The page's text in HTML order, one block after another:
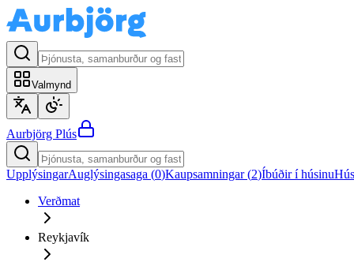
Valmynd
Aurbjörg Plús
UpplýsingarAuglýsingasaga (0)Kaupsamningar (2)Íbúðir í húsinu
Verðmat
Reykjavík